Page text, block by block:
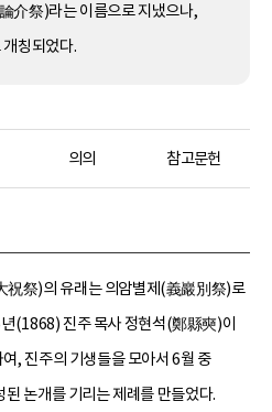
介祭)라는 이름으로 지냈으나,
칭되었다.
의의 참고문헌
祭)의 유래는 의암별제(義巖別祭)로
(1868) 진주 목사 정현석(鄭縣奭)이
, 진주의 기생들을 모아서 6월 중
논개를 기리는 제례를 만들었다.